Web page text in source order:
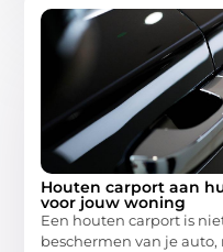
Houten carport aan
voor jouw woning
Een houten carport is
beschermen van je